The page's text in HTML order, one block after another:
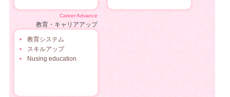
Career Advance
教育・キャリアアップ
教育システム
スキルアップ
Nusing education